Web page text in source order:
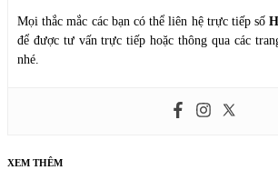
Mọi thắc mắc các bạn có thể liên hệ trực tiếp số
để được tư vấn trực tiếp hoặc thông qua các
nhé.
XEM THÊM